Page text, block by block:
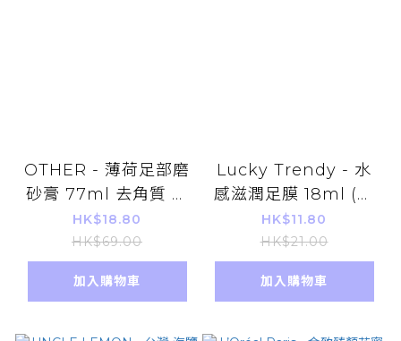
OTHER - 薄荷足部磨
砂膏 77ml 去角質 足
部護理
HK$18.80
HK$69.00
加入購物車
Lucky Trendy - 水
感滋潤足膜 18ml (紅
色)(一對)(平行進口)
腳膜 護足護腳
HK$11.80
HK$21.00
加入購物車